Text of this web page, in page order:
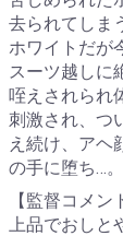
去られてしま
ホワイトだが
スーツ越しに
咥えされられ
刺激され、つ
え続け、アヘ
の手に堕ち…
【監督コメン
上品でおしと